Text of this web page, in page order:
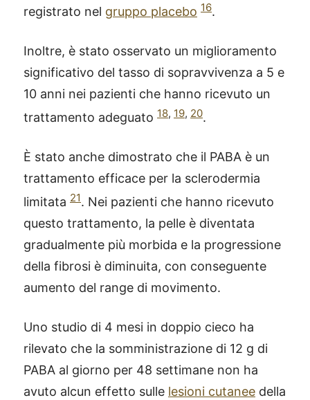
registrato nel gruppo placebo 16.
Inoltre, è stato osservato un miglioramento
significativo del tasso di sopravvivenza a 5 e
10 anni nei pazienti che hanno ricevuto un
trattamento adeguato 18, 19, 20.
È stato anche dimostrato che il PABA è un
trattamento efficace per la sclerodermia
limitata 21. Nei pazienti che hanno ricevuto
questo trattamento, la pelle è diventata
gradualmente più morbida e la progressione
della fibrosi è diminuita, con conseguente
aumento del range di movimento.
Uno studio di 4 mesi in doppio cieco ha
rilevato che la somministrazione di 12 g di
PABA al giorno per 48 settimane non ha
avuto alcun effetto sulle lesioni cutanee della